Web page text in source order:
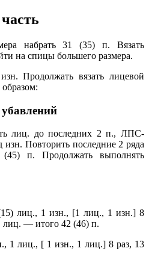
набрать 31 (35) п. Вязать
на спицы большего размера.
Продолжать вязать лицевой
лиц. до последних 2 п., ЛПС-
Повторить последние 2 ряда
п. Продолжать выполнять
лиц., 1 изн., [1 лиц., 1 изн.] 8
— итого 42 (46) п.
1 лиц., [ 1 изн., 1 лиц.] 8 раз, 13